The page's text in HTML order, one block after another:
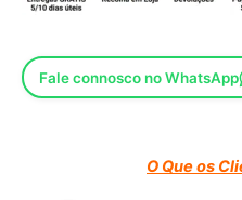
Comprimento: 84 cms
Fale connosco no WhatsApp
O Que os